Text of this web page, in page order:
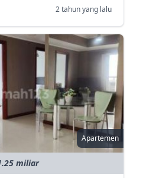
2 tahun yang lalu
Apartemen
miliar